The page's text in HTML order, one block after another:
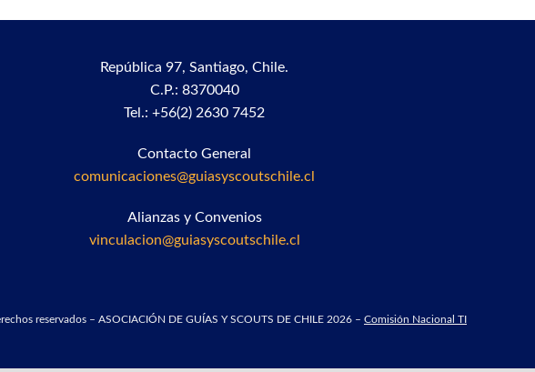
República 97,Santiago, Chile.
C.P.: 8370040
Tel.: +56(2) 2630 7452
Contacto General
comunicaciones@guiasyscoutschile.cl
Alianzas y Convenios
vinculacion@guiasyscoutschile.cl
reservados – ASOCIACIÓN DE GUÍAS Y SCOUTS DE CHILE 2026 – Comisión Nacional TI